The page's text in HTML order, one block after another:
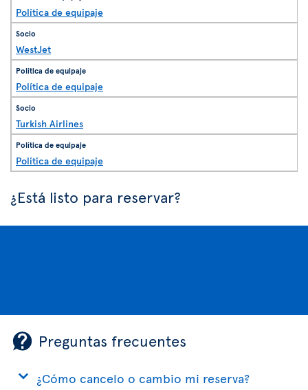
Política de equipaje
WestJet
Política de equipaje
Turkish Airlines
Política de equipaje
¿Está listo para reservar?
Preguntas frecuentes
¿Cómo cancelo o cambio mi reserva?